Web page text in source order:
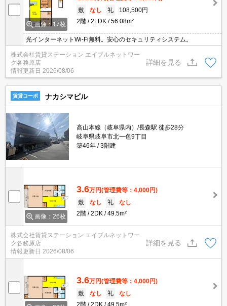
画像：17枚
敷
なし 礼
108,500円
2階
2LDK 56.08m²
光インターネットWi-Fi無料。安心のセキュリティシステム。
株式会社賃貸ステーション エイブルネットワー
ク各務原店
情報更新日 2026/08/06
詳細を見る
賃貸コーポ ナカシマビル
高山本線（岐阜県内）/長森駅 徒歩28分
岐阜県岐阜市北一色9丁目
築46年
3階建
画像：26枚
3.6万円(管理費等：4,000円)
敷
なし 礼
なし
2階
2DK 49.5m²
株式会社賃貸ステーション エイブルネットワー
ク各務原店
情報更新日 2026/08/06
詳細を見る
3.6万円(管理費等：4,000円)
敷
なし 礼
なし
2階
2DK 49.5m²